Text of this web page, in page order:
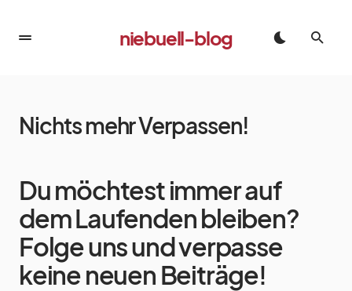
niebuell-blog
Nichts mehr Verpassen!
Du möchtest immer auf
dem Laufenden bleiben?
Folge uns und verpasse
keine neuen Beiträge!